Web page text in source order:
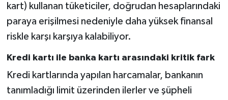
kart) kullanan tüketiciler, doğrudan hesaplarındaki
paraya erişilmesi nedeniyle daha yüksek finansal
riskle karşı karşıya kalabiliyor.
Kredi kartı ile banka kartı arasındaki kritik fark
Kredi kartlarında yapılan harcamalar, bankanın
tanımladığı limit üzerinden ilerler ve şüpheli